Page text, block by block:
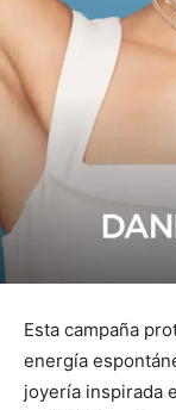
Esta campaña
energía
joyería inspirada